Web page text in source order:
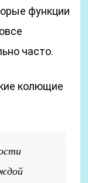
функции
часто.
колющие